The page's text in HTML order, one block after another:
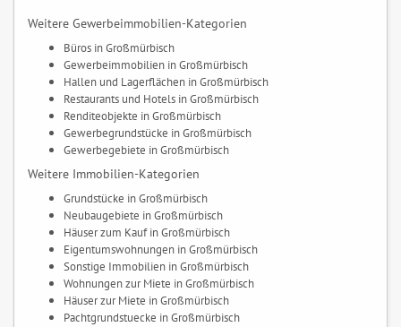
Weitere Gewerbeimmobilien-Kategorien
Büros in Großmürbisch
Gewerbeimmobilien in Großmürbisch
Hallen und Lagerflächen in Großmürbisch
Restaurants und Hotels in Großmürbisch
Renditeobjekte in Großmürbisch
Gewerbegrundstücke in Großmürbisch
Gewerbegebiete in Großmürbisch
Weitere Immobilien-Kategorien
Grundstücke in Großmürbisch
Neubaugebiete in Großmürbisch
Häuser zum Kauf in Großmürbisch
Eigentumswohnungen in Großmürbisch
Sonstige Immobilien in Großmürbisch
Wohnungen zur Miete in Großmürbisch
Häuser zur Miete in Großmürbisch
Pachtgrundstuecke in Großmürbisch